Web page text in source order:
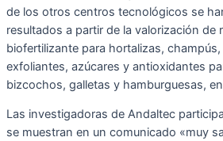
de los otros centros tecnológicos se
resultados a partir de la valorización de
biofertilizante para hortalizas,
exfoliantes, azúcares y antioxidantes
bizcochos, galletas y hamburguesas,
Las investigadoras de Andaltec
se muestran en un comunicado «muy